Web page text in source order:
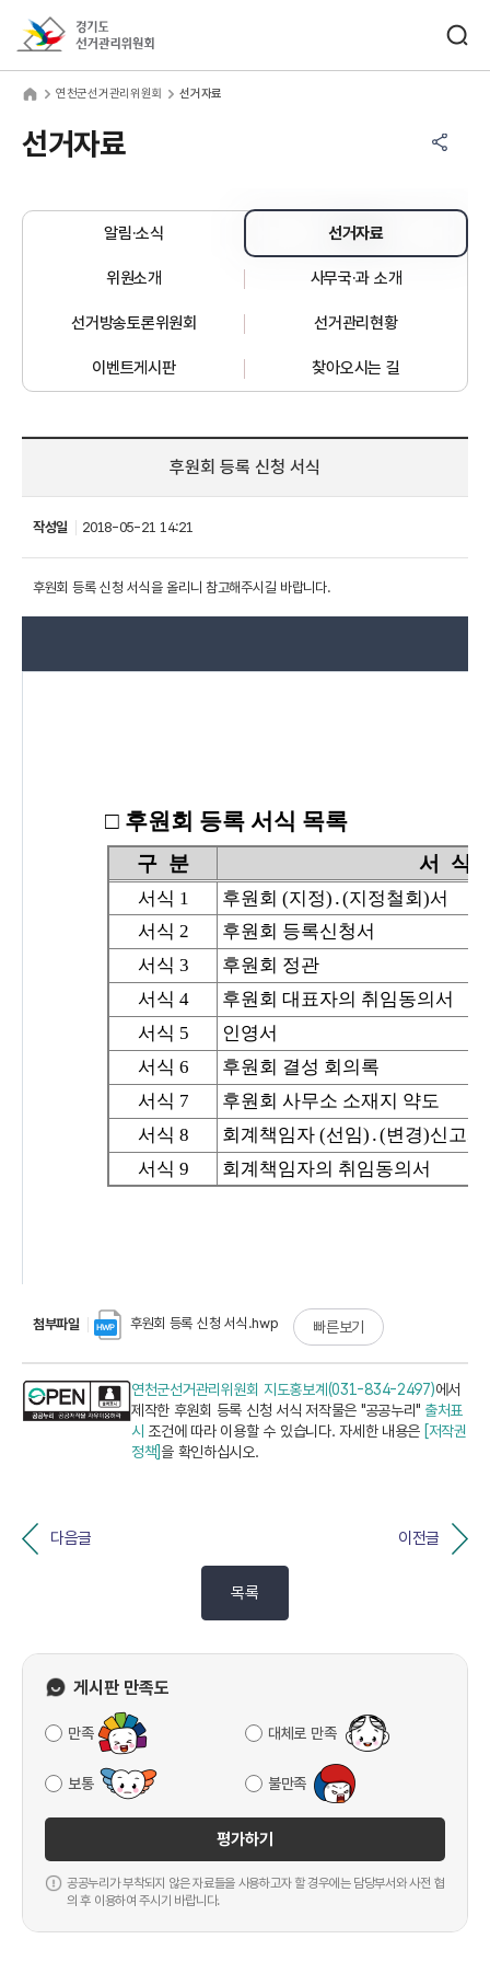
연천군선거관리위원회 선거자료
선거자료
알림·소식 선거자료
위원소개 사무국·과 소개
선거방송토론위원회 선거관리현황
이벤트게시판 찾아오시는 길
후원회 등록 신청 서식
작성일 2018-05-21 14:21
후원회 등록 신청 서식을 올리니 참고해주시길 바랍니다.
첨부파일 후원회 등록 신청 서식.hwp 빠른보기
연천군선거관리위원회 지도홍보계(031-834-2497)에서
제작한 후원회 등록 신청 서식 저작물은 "공공누리" 출처표
시 조건에 따라 이용할 수 있습니다. 자세한 내용은 [저작권
정책]을 확인하십시오.
다음글 이전글
목록
게시판 만족도
만족 대체로 만족
보통 불만족
평가하기
공공누리가 부착되지 않은 자료들을 사용하고자 할 경우에는 담당부서와 사전 협
의 후 이용하여 주시기 바랍니다.